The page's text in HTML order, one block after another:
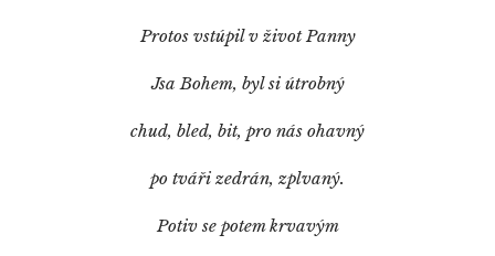
Protos vstúpil v život Panny
Jsa Bohem, byl si útrobný
chud, bled, bit, pro nás ohavný
po tváři zedrán, zplvaný.
Potiv se potem krvavým